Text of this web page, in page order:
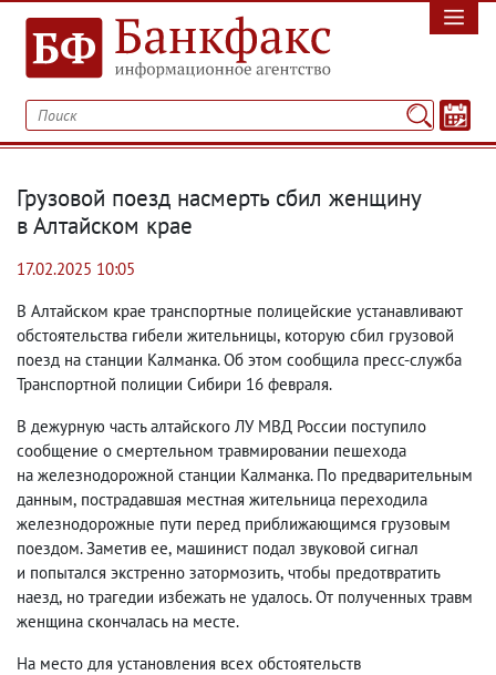
Грузовой поезд насмерть сбил женщину
в Алтайском крае
17.02.2025 10:05
В Алтайском крае транспортные полицейские устанавливают
обстоятельства гибели жительницы, которую сбил грузовой
поезд на станции Калманка. Об этом сообщила пресс-служба
Транспортной полиции Сибири 16 февраля.
В дежурную часть алтайского ЛУ МВД России поступило
сообщение о смертельном травмировании пешехода
на железнодорожной станции Калманка. По предварительным
данным, пострадавшая местная жительница переходила
железнодорожные пути перед приближающимся грузовым
поездом. Заметив ее, машинист подал звуковой сигнал
и попытался экстренно затормозить, чтобы предотвратить
наезд, но трагедии избежать не удалось. От полученных травм
женщина скончалась на месте.
На место для установления всех обстоятельств